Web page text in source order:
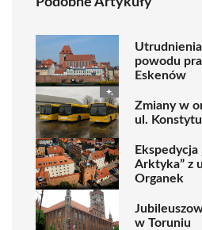
powodu
Eskenów
Zmiany w
ul.
Ekspedycja
Arktyka” z
Organek
w Toruniu